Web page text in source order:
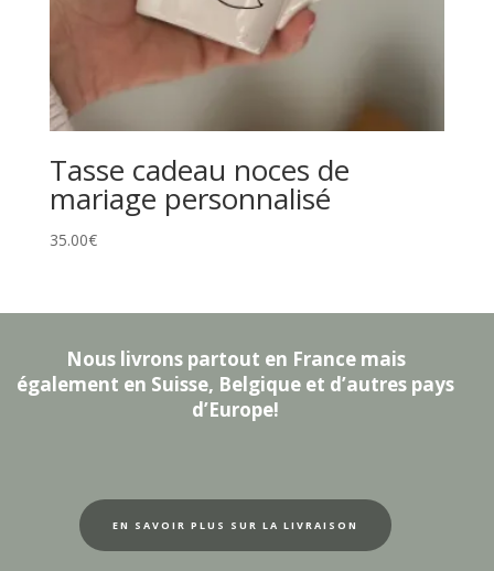
Tasse cadeau noces de
mariage personnalisé
35.00€
Nous livrons partout en France mais
également en Suisse, Belgique et d’autres pays
d’Europe!
EN SAVOIR PLUS SUR LA LIVRAISON